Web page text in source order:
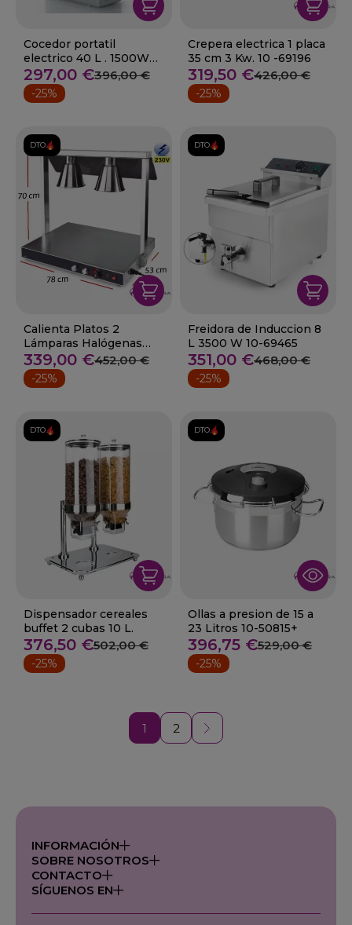
Cocedor portatil
electrico 40 L . 1500W
10-69192
297,00 €396,00 €
-25%
Crepera electrica 1 placa
35 cm 3 Kw. 10 -69196
319,50 €426,00 €
-25%
DTO.
Calienta Platos 2
Lámparas Halógenas
500 W 10-69562
339,00 €452,00 €
-25%
DTO.
Freidora de Induccion 8
L 3500 W 10-69465
351,00 €468,00 €
-25%
DTO.
Dispensador cereales
buffet 2 cubas 10 L.
376,50 €502,00 €
-25%
DTO.
Ollas a presion de 15 a
23 Litros 10-50815+
396,75 €529,00 €
-25%
1 2
INFORMACIÓN
SOBRE NOSOTROS
CONTACTO
SÍGUENOS EN